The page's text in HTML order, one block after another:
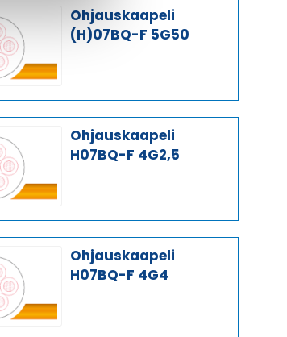
Ohjauskaapeli
(H)07BQ-F 5G50
Ohjauskaapeli
H07BQ-F 4G2,5
Ohjauskaapeli
H07BQ-F 4G4